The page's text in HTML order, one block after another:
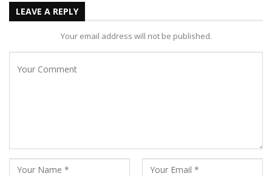
LEAVE A REPLY
Your email address will not be published.